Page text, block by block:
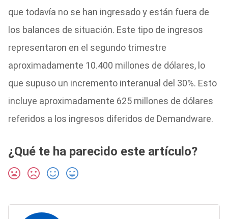
que todavía no se han ingresado y están fuera de
los balances de situación. Este tipo de ingresos
representaron en el segundo trimestre
aproximadamente 10.400 millones de dólares, lo
que supuso un incremento interanual del 30%. Esto
incluye aproximadamente 625 millones de dólares
referidos a los ingresos diferidos de Demandware.
¿Qué te ha parecido este artículo?